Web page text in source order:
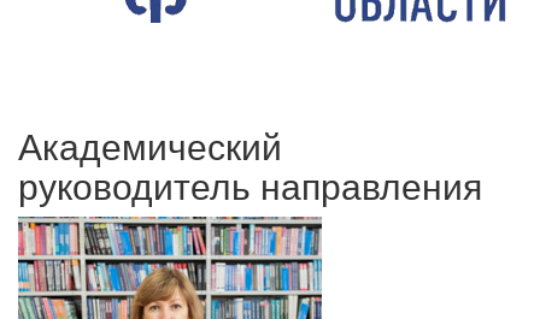
Академический
руководитель направления